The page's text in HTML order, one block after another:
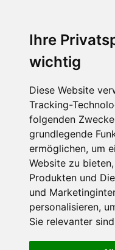
Ihre
wichtig
Diese Website
Tracking-
folgenden
grundlegende
ermöglichen, um
Website zu bieten,
Produkten und
und
personalisieren,
Sie relevanter sind